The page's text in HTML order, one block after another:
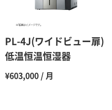
PL-4J(ワイドビュー扉)
低温恒温恒湿器
¥603,000 / 月